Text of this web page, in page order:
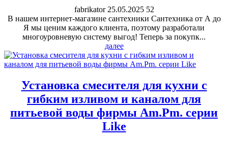
fabrikator 25.05.2025 52
В нашем интернет-магазине сантехники Сантехника от А до
Я мы ценим каждого клиента, поэтому разработали
многоуровневую систему выгод! Теперь за покупк...
далее
Установка смесителя для кухни с
гибким изливом и каналом для
питьевой воды фирмы Am.Pm. серии
Like